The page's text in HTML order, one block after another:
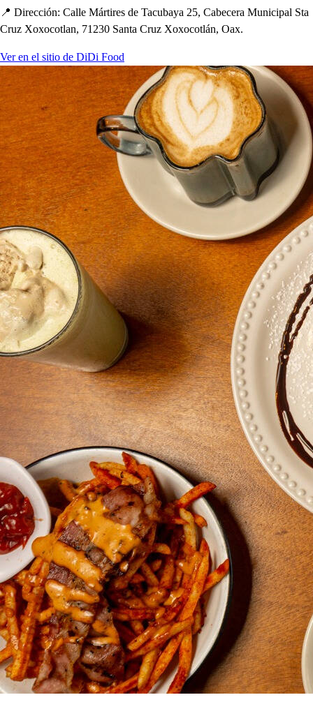
📍 Dirección: Calle Mártires de Tacubaya 25, Cabecera Municipal Sta
Cruz Xoxocotlan, 71230 Santa Cruz Xoxocotlán, Oax.
Ver en el sitio de DiDi Food